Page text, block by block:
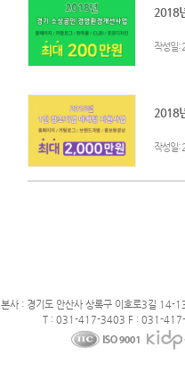
2018
작성일
2018
작성일
본사 : 경기도 안산사 상록구 이호로3길 14-
T : 031-417-3403 F : 031-